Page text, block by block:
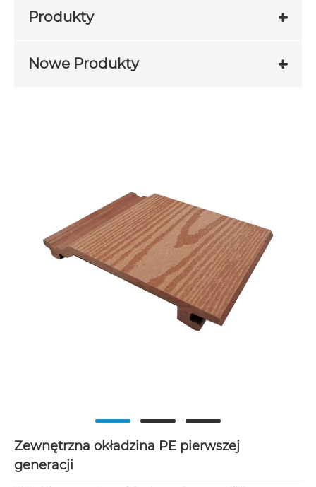
Produkty
Nowe Produkty
Zewnętrzna okładzina PE pierwszej
generacji